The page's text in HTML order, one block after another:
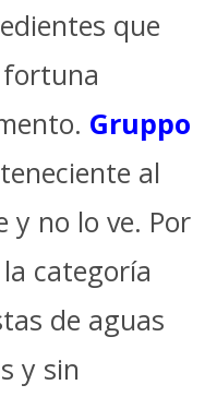
que
Gruppo
al
y no lo ve. Por
categoría
de aguas
y sin